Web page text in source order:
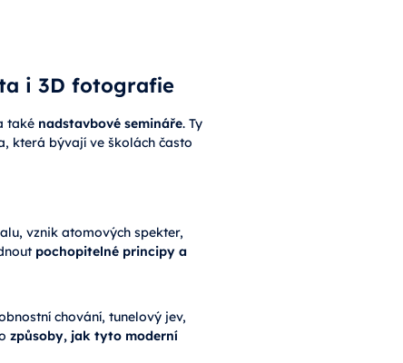
i 3D fotografie
také nadstavbové semináře. Ty
která bývají ve školách často
vznik atomových spekter,
pochopitelné principy a
chování, tunelový jev,
způsoby, jak tyto moderní